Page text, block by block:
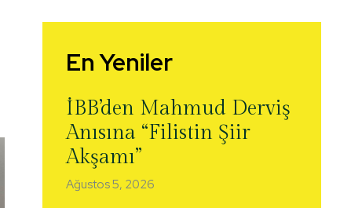
En Yeniler
İBB’den Mahmud Derviş
Anısına “Filistin Şiir
Akşamı”
Ağustos 5, 2026